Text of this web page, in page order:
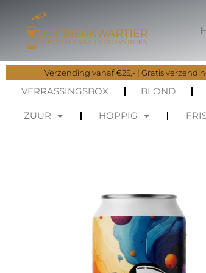
inhoud
Verzending vanaf €25,- | Gratis
VERRASSINGSBOX BLOND
ZUUR HOPPIG